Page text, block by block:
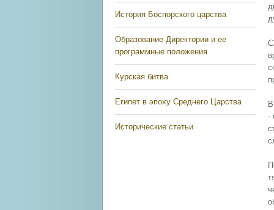
История Боспорского царства
Образование Директории и ее
программные положения
Курская битва
Египет в эпоху Среднего Царства
Исторические статьи
-